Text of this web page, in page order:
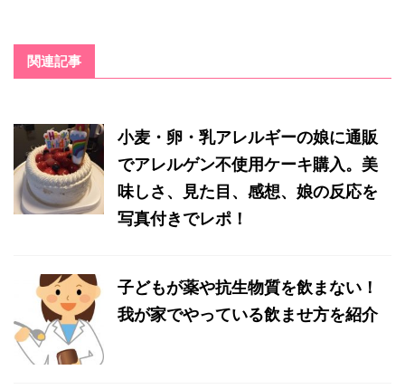
関連記事
小麦・卵・乳アレルギーの娘に通販
でアレルゲン不使用ケーキ購入。美
味しさ、見た目、感想、娘の反応を
写真付きでレポ！
子どもが薬や抗生物質を飲まない！
我が家でやっている飲ませ方を紹介